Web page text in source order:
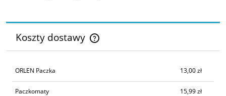
Koszty dostawy
Cena nie zawiera ewentualnych kosztów płatności
ORLEN Paczka 13,00 zł
Paczkomaty 15,99 zł